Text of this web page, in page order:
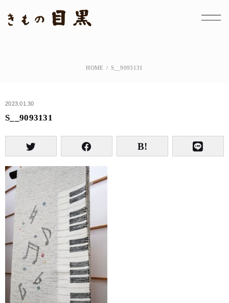
HOME S__9093131
2023.01.30
S__9093131